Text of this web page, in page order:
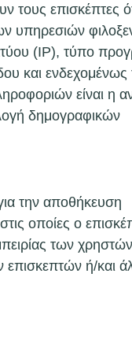
τους επισκέπτες
υπηρεσιών
(IP), τύπο
και ενδεχομένως
είναι η
δημογραφικών
την αποθήκευση
οποίες ο
των
ή/και